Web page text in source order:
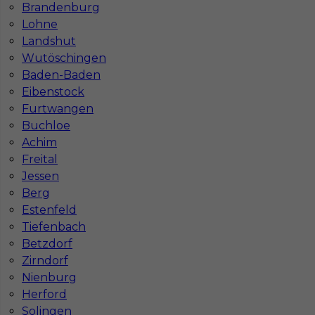
Brandenburg
Lohne
Landshut
Wutöschingen
Baden-Baden
Eibenstock
Furtwangen
Buchloe
Achim
Freital
Jessen
Berg
Estenfeld
Tiefenbach
Betzdorf
Zirndorf
Nienburg
Herford
Solingen
Mapa ofert pracy
Mapa kategorii
Informacje w sprawie pracy
Telefon:793-577-977
Dane firmy
In-Serv Team Sp. z o.o.